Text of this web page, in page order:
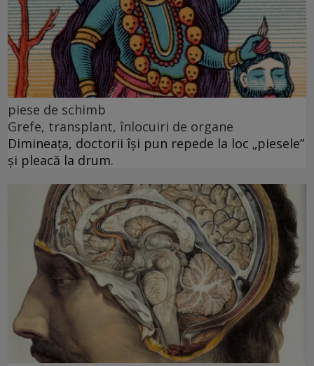
piese de schimb
Grefe, transplant, înlocuiri de organe
Dimineața, doctorii își pun repede la loc „piesele”
și pleacă la drum.